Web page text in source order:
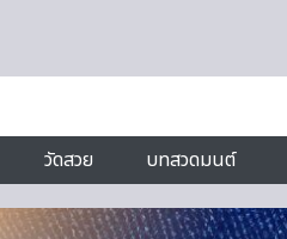
วัดสวย บทสวดมนต์